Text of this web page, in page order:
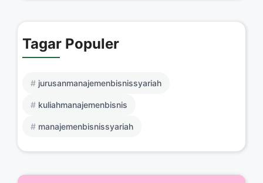
Tagar Populer
jurusanmanajemenbisnissyariah
kuliahmanajemenbisnis
manajemenbisnissyariah